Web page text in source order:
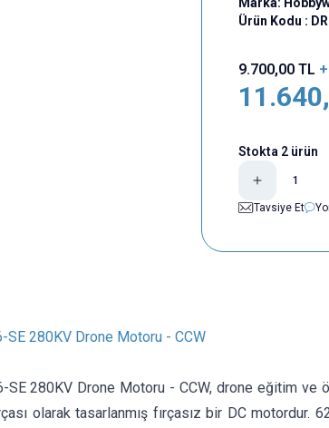
Ürün Kodu :
9.700,00TL
Stokta 2 ürün
Tavsiye Et
SE 280KV Drone Motoru - CCW
SE 280KV Drone Motoru - CCW, drone eğitim ve
olarak tasarlanmış fırçasız bir DC motordur.